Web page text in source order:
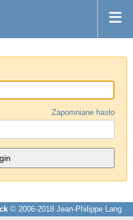
Zapomniane hasło
© 2006-2018 Jean-Philippe Lang